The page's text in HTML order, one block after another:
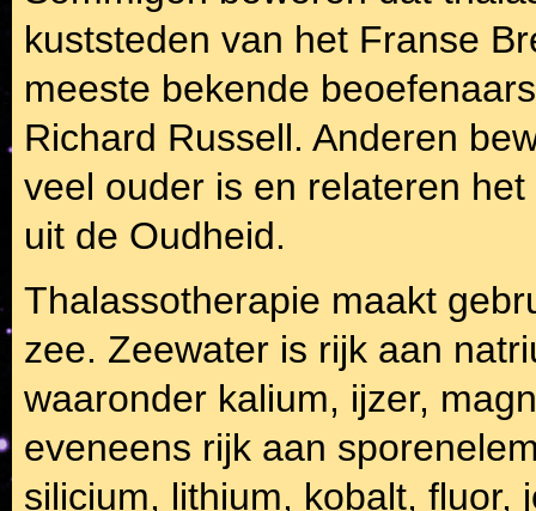
kuststeden van het Franse
meeste bekende
Richard Russell. Anderen
veel ouder is en relateren
uit de Oudheid.
Thalassotherapie maakt
zee. Zeewater is rijk aan
waaronder kalium, ijzer,
eveneens rijk aan
silicium, lithium, kobalt, fluor,